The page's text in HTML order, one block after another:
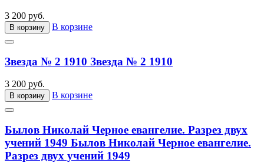
3 200 руб.
В корзину В корзине
Звезда № 2 1910 Звезда № 2 1910
3 200 руб.
В корзину В корзине
Былов Николай Черное евангелие. Разрез двух
учений 1949 Былов Николай Черное евангелие.
Разрез двух учений 1949